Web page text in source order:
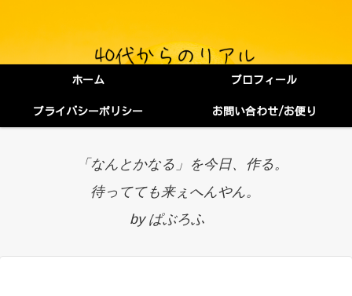
ホーム プロフィール
プライバシーポリシー お問い合わせ/お便り
「なんとかなる」を今日、作る。
待ってても来ぇへんやん。
by ぱぶろふ